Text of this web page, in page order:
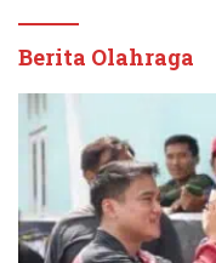
Berita Olahraga